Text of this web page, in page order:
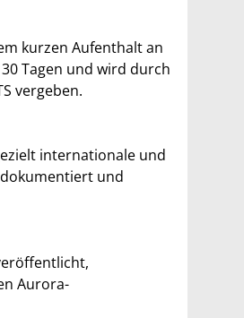
kurzen Aufenthalt an
Tagen und wird durch
vergeben.
internationale und
und
Aurora-